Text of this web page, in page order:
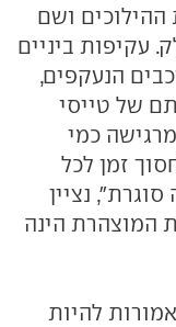
ההילוכים ושם
עקיפות ביניים
הנעקפים,
של טייסי
כמי
זמן לכל
נציין
המוצהרת הינה
להיות